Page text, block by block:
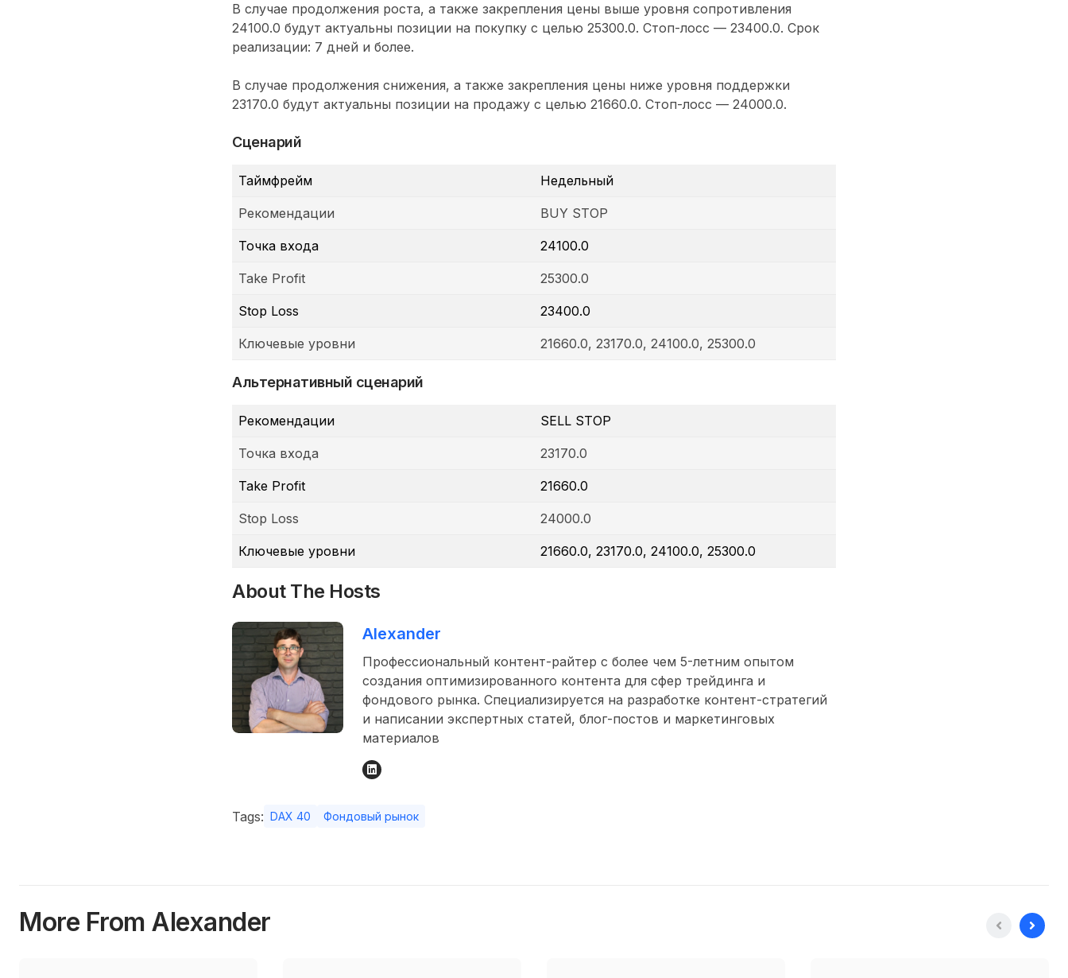
В случае продолжения роста, а также закрепления цены выше уровня сопротивления
24100.0 будут актуальны позиции на покупку с целью 25300.0. Стоп-лосс — 23400.0. Срок
реализации: 7 дней и более.
В случае продолжения снижения, а также закрепления цены ниже уровня поддержки
23170.0 будут актуальны позиции на продажу с целью 21660.0. Стоп-лосс — 24000.0.
Сценарий
Таймфрейм Недельный
Рекомендации BUY STOP
Точка входа 24100.0
Take Profit 25300.0
Stop Loss 23400.0
Ключевые уровни 21660.0, 23170.0, 24100.0, 25300.0
Альтернативный сценарий
Рекомендации SELL STOP
Точка входа 23170.0
Take Profit 21660.0
Stop Loss 24000.0
Ключевые уровни 21660.0, 23170.0, 24100.0, 25300.0
About The Hosts
Alexander
Профессиональный контент-райтер с более чем 5-летним опытом
создания оптимизированного контента для сфер трейдинга и
фондового рынка. Специализируется на разработке контент-стратегий
и написании экспертных статей, блог-постов и маркетинговых
материалов
Tags: DAX 40 Фондовый рынок
More From Alexander